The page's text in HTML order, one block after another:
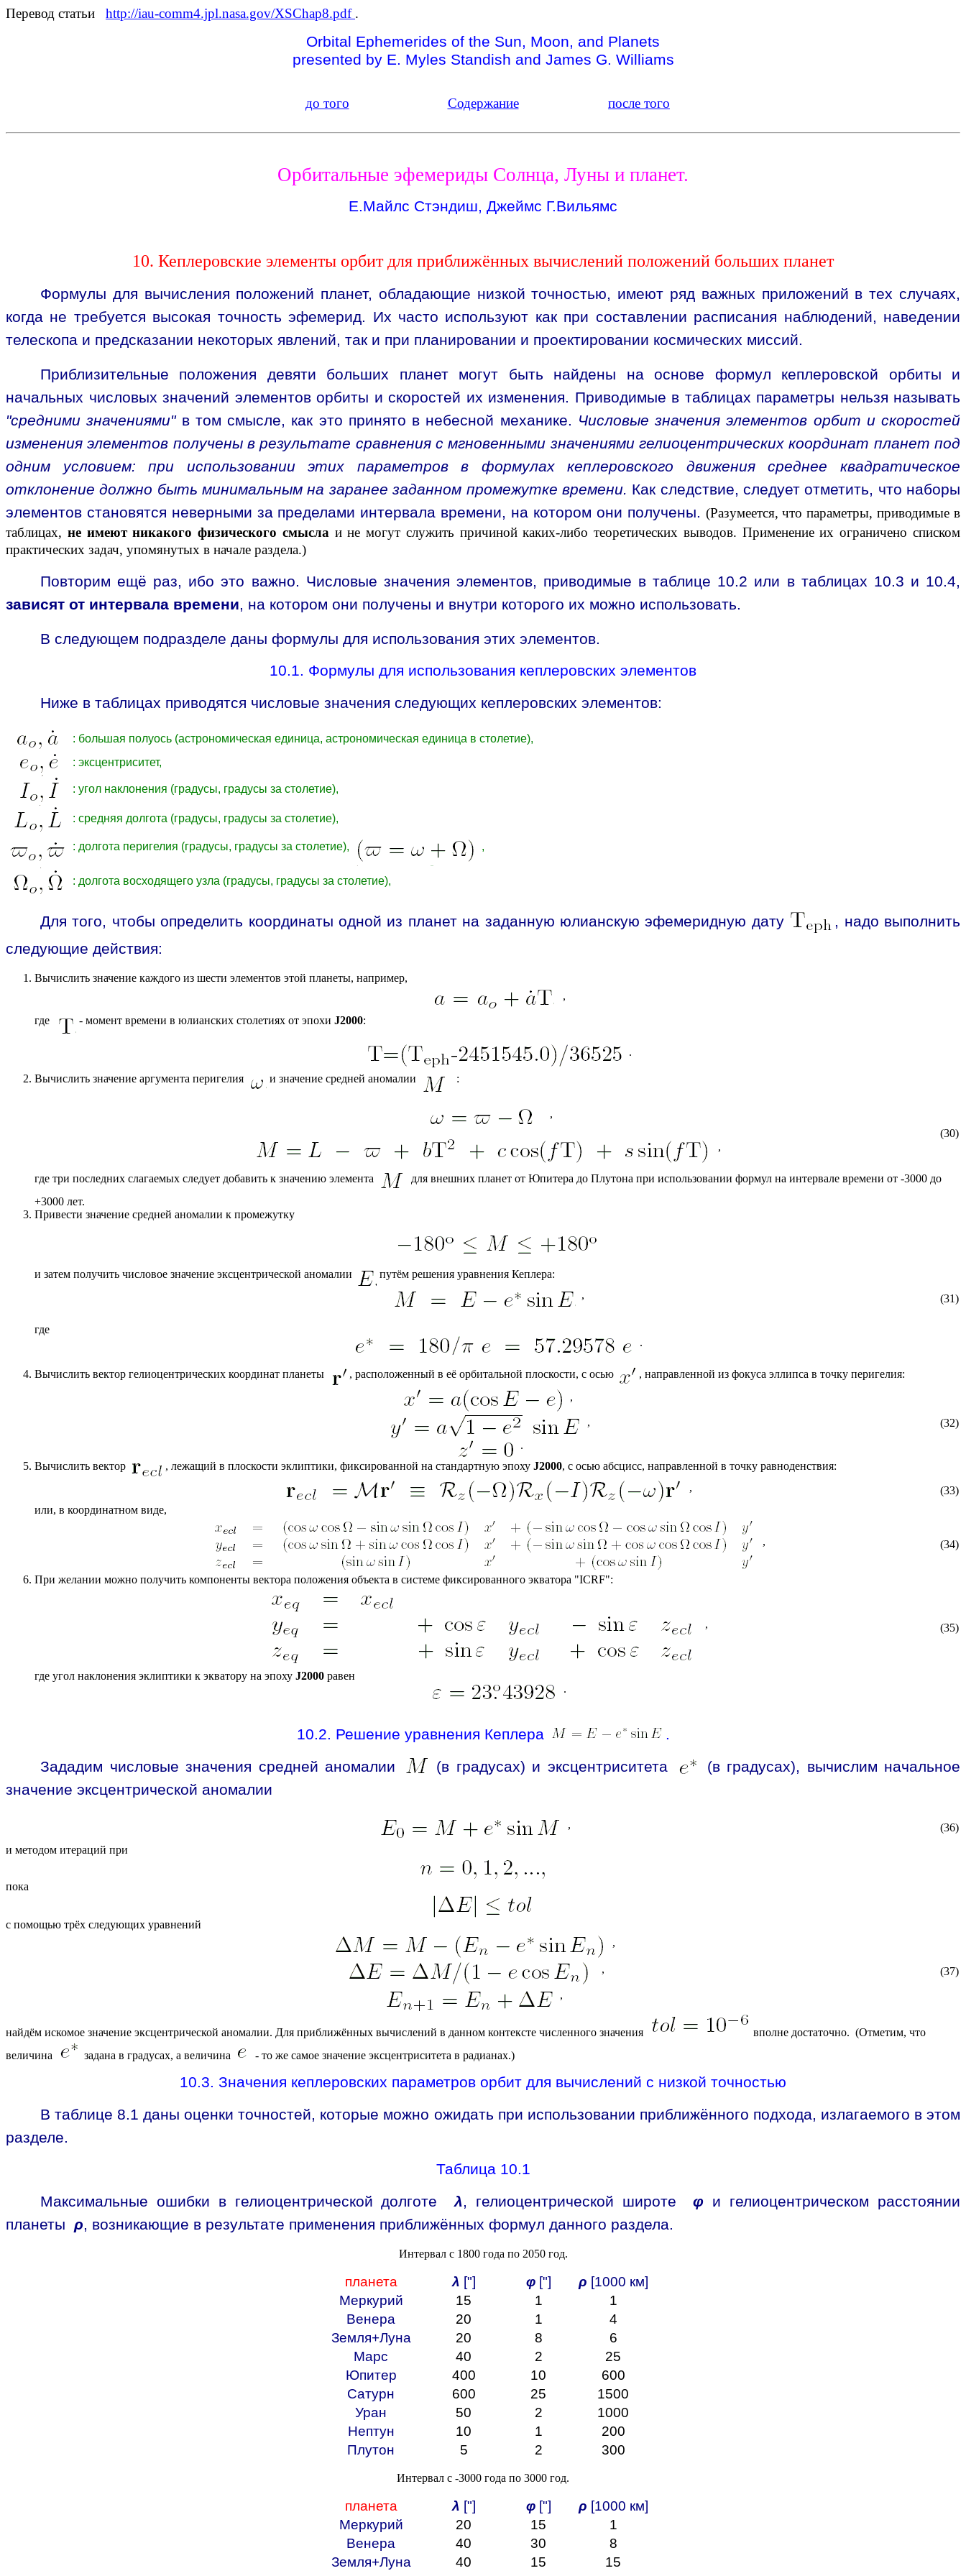
Перевод статьи http://iau-comm4.jpl.nasa.gov/XSChap8.pdf .
Orbital Ephemerides of the Sun, Moon, and Planets
presented by E. Myles Standish and James G. Williams
до того Содержание после того
Орбитальные эфемериды Солнца, Луны и планет.
Е.Майлс Стэндиш, Джеймс Г.Вильямс
10. Кеплеровские элементы орбит для приближённых вычислений положений больших планет
Формулы для вычисления положений планет, обладающие низкой точностью, имеют ряд важных приложений в тех случаях,
когда не требуется высокая точность эфемерид. Их часто используют как при составлении расписания наблюдений, наведении
телескопа и предсказании некоторых явлений, так и при планировании и проектировании космических миссий.
Приблизительные положения девяти больших планет могут быть найдены на основе формул кеплеровской орбиты и
начальных числовых значений элементов орбиты и скоростей их изменения. Приводимые в таблицах параметры нельзя называть
"средними значениями"в том смысле, как это принято в небесной механике. Числовые значения элементов орбит и скоростей
изменения элементов получены в результате сравнения с мгновенными значениями гелиоцентрических координат планет под
одним условием: при использовании этих параметров в формулах кеплеровского движения среднее квадратическое
отклонение должно быть минимальным на заранее заданном промежутке времени. Как следствие, следует отметить, что наборы
элементов становятся неверными за пределами интервала времени, на котором они получены. (Разумеется, что параметры, приводимые в
таблицах, не имеют никакого физического смысла и не могут служить причиной каких-либо теоретических выводов. Применение их ограничено списком
практических задач, упомянутых в начале раздела.)
Повторим ещё раз, ибо это важно. Числовые значения элементов, приводимые в таблице 10.2 или в таблицах 10.3 и 10.4,
зависят от интервала времени, на котором они получены и внутри которого их можно использовать.
В следующем подразделе даны формулы для использования этих элементов.
10.1. Формулы для использования кеплеровских элементов
Ниже в таблицах приводятся числовые значения следующих кеплеровских элементов:
: большая полуось (астрономическая единица, астрономическая единица в столетие),
: эксцентриситет,
: угол наклонения (градусы, градусы за столетие),
: средняя долгота (градусы, градусы за столетие),
: долгота перигелия (градусы, градусы за столетие), ,
: долгота восходящего узла (градусы, градусы за столетие),
Для того, чтобы определить координаты одной из планет на заданную юлианскую эфемеридную дату
, надо выполнить
следующие действия:
Вычислить значение каждого из шести элементов этой планеты, например,
,
где - момент времени в юлианских столетиях от эпохи J2000:
.
Вычислить значение аргумента перигелия и значение средней аномалии :
,
,
(30)
где три последних слагаемых следует добавить к значению элемента
для внешних планет от Юпитера до Плутона при использовании формул на интервале времени от -3000 до
+3000 лет.
Привести значение средней аномалии к промежутку
и затем получить числовое значение эксцентрической аномалии
путём решения уравнения Кеплера:
,
(31)
где
.
Вычислить вектор гелиоцентрических координат планеты , расположенный в её орбитальной плоскости, с осью
, направленной из фокуса эллипса в точку перигелия:
,
.
(32)
Вычислить вектор , лежащий в плоскости эклиптики, фиксированной на стандартную эпоху J2000, с осью абсцисс, направленной в точку равноденствия:
(33)
или, в координатном виде,
(34)
При желании можно получить компоненты вектора положения объекта в системе фиксированного экватора "ICRF":
, (35)
где угол наклонения эклиптики к экватору на эпоху J2000 равен
.
10.2. Решение уравнения Кеплера
.
Зададим числовые значения средней аномалии
(в градусах) и эксцентриситета
(в градусах), вычислим начальное
значение эксцентрической аномалии
(36)
и методом итераций при
пока
с помощью трёх следующих уравнений
(37)
найдём искомое значение эксцентрической аномалии. Для приближённых вычислений в данном контексте численного значения
вполне достаточно. (Отметим, что
величина
задана в градусах, а величина - то же самое значение эксцентриситета в радианах.)
10.3. Значения кеплеровских параметров орбит для вычислений с низкой точностью
В таблице 8.1 даны оценки точностей, которые можно ожидать при использовании приближённого подхода, излагаемого в этом
разделе.
Таблица 10.1
Максимальные ошибки в гелиоцентрической долготеλ, гелиоцентрической широтеφ и гелиоцентрическом расстоянии
планеты ρ, возникающие в результате применения приближённых формул данного раздела.
Интервал с 1800 года по 2050 год.
планета λ ["] φ["] ρ [1000 км]
Меркурий
15 1
1
Венера
20 1
4
Земля+Луна
20 8
6
Марс
40 2
25
Юпитер
400 10
600
Сатурн
600 25
1500
Уран
50 2
1000
Нептун
10 1
200
Плутон
5 2 300
Интервал с -3000 года по 3000 год.
планета λ ["] φ["] ρ [1000 км]
Меркурий
20 15
1
Венера
40 30
8
Земля+Луна
40 15
15